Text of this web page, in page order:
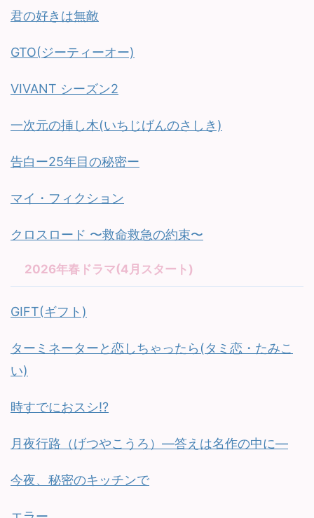
君の好きは無敵
GTO(ジーティーオー)
VIVANT シーズン2
一次元の挿し木(いちじげんのさしき)
告白ー25年目の秘密ー
マイ・フィクション
クロスロード 〜救命救急の約束〜
2026年春ドラマ(4月スタート)
GIFT(ギフト)
ターミネーターと恋しちゃったら(タミ恋・たみこ
い)
時すでにおスシ!?
月夜行路（げつやこうろ）—答えは名作の中に—
今夜、秘密のキッチンで